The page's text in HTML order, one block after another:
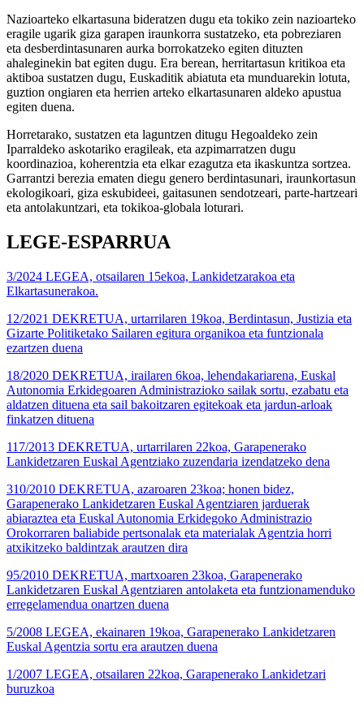
Nazioarteko elkartasuna bideratzen dugu eta tokiko zein nazioarteko
eragile ugarik giza garapen iraunkorra sustatzeko, eta pobreziaren
eta desberdintasunaren aurka borrokatzeko egiten dituzten
ahaleginekin bat egiten dugu. Era berean, herritartasun kritikoa eta
aktiboa sustatzen dugu, Euskaditik abiatuta eta munduarekin lotuta,
guztion ongiaren eta herrien arteko elkartasunaren aldeko apustua
egiten duena.
Horretarako, sustatzen eta laguntzen ditugu Hegoaldeko zein
Iparraldeko askotariko eragileak, eta azpimarratzen dugu
koordinazioa, koherentzia eta elkar ezagutza eta ikaskuntza sortzea.
Garrantzi berezia ematen diegu genero berdintasunari, iraunkortasun
ekologikoari, giza eskubideei, gaitasunen sendotzeari, parte-hartzeari
eta antolakuntzari, eta tokikoa-globala loturari.
LEGE-ESPARRUA
3/2024 LEGEA, otsailaren 15ekoa, Lankidetzarakoa eta
Elkartasunerakoa.
12/2021 DEKRETUA, urtarrilaren 19koa, Berdintasun, Justizia eta
Gizarte Politiketako Sailaren egitura organikoa eta funtzionala
ezartzen duena
18/2020 DEKRETUA, irailaren 6koa, lehendakariarena, Euskal
Autonomia Erkidegoaren Administrazioko sailak sortu, ezabatu eta
aldatzen dituena eta sail bakoitzaren egitekoak eta jardun-arloak
finkatzen dituena
117/2013 DEKRETUA, urtarrilaren 22koa, Garapenerako
Lankidetzaren Euskal Agentziako zuzendaria izendatzeko dena
310/2010 DEKRETUA, azaroaren 23koa; honen bidez,
Garapenerako Lankidetzaren Euskal Agentziaren jarduerak
abiaraztea eta Euskal Autonomia Erkidegoko Administrazio
Orokorraren baliabide pertsonalak eta materialak Agentzia horri
atxikitzeko baldintzak arautzen dira
95/2010 DEKRETUA, martxoaren 23koa, Garapenerako
Lankidetzaren Euskal Agentziaren antolaketa eta funtzionamenduko
erregelamendua onartzen duena
5/2008 LEGEA, ekainaren 19koa, Garapenerako Lankidetzaren
Euskal Agentzia sortu era arautzen duena
1/2007 LEGEA, otsailaren 22koa, Garapenerako Lankidetzari
buruzkoa